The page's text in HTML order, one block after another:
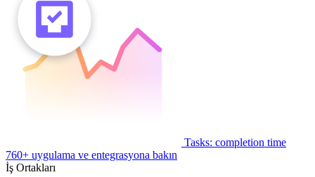
Tasks: completion time
760+ uygulama ve entegrasyona bakın
İş Ortakları